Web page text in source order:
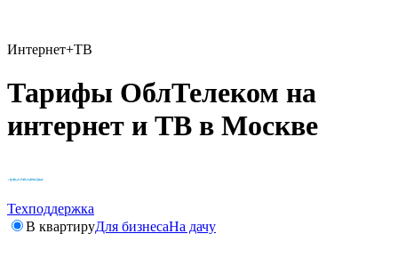
Интернет+ТВ
Тарифы ОблТелеком на
интернет и ТВ в Москве
Техподдержка
В квартируДля бизнесаНа дачу